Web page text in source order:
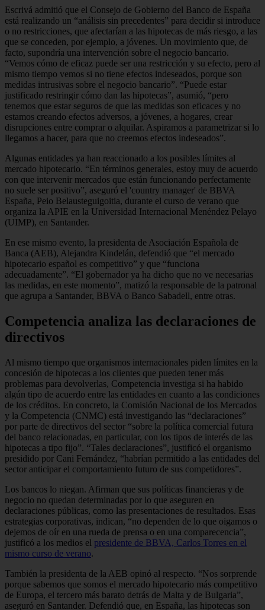
Escrivá admitió que el Consejo de Gobierno del Banco de España
está realizando un “análisis sin precedentes” para decidir si introduce
o no restricciones, que afectarían a las hipotecas de más riesgo, a las
que se conceden, por ejemplo, a jóvenes. Un movimiento que, de
facto, supondría una intervención sobre el negocio bancario.
“Vemos cómo de eficaz puede ser una restricción y su efecto, pero al
mismo tiempo vemos si no tiene efectos indeseados, porque son
medidas intrusivas sobre el negocio bancario”. “Puede estar
justificado restringir cómo dan las hipotecas”, asumió, “pero
tenemos que estar seguros de que las medidas son eficaces y no
estamos creando efectos adversos, a jóvenes, a hogares, crear
disrupciones entre comprar o alquilar. Aspiramos a parametrizar si lo
llegamos a hacer, para que no creemos efectos indeseados”.
Algunas entidades ya han reaccionado a los posibles límites al
mercado hipotecario. “En términos generales, estoy muy de acuerdo
con que intervenir mercados que están funcionando perfectamente
no suele ser positivo”, aseguró el 'country manager' de BBVA
España, Peio Belausteguigoitia, durante el curso de verano que
organiza la APIE en la Universidad Internacional Menéndez Pelayo
(UIMP), en Santander.
En ese mismo evento, la presidenta de Asociación Española de
Banca (AEB), Alejandra Kindelán, defendió que “el mercado
hipotecario español es competitivo” y que “funciona
adecuadamente”. “El gobernador ya ha dicho que no ve necesarias
las medidas, en este momento”, matizó la responsable de la patronal
que agrupa a Santander, BBVA o Banco Sabadell, entre otras.
Competencia analiza las declaraciones de
directivos
Al mismo tiempo que organismos internacionales piden límites en la
concesión de hipotecas a los clientes que pueden tener más
problemas para devolverlas, Competencia investiga si ha habido
algún tipo de acuerdo entre las entidades en cuanto a las condiciones
de los créditos. En concreto, la Comisión Nacional de los Mercados
y la Competencia (CNMC) está investigando las “declaraciones”
por parte de directivos del sector “sobre la política comercial futura
del banco relacionadas, en particular, con los tipos de interés de las
hipotecas a tipo fijo”. “Tales declaraciones”, justificó el organismo
presidido por Cani Fernández, “habrían permitido a las entidades del
sector anticipar el comportamiento futuro de sus competidores”.
Los bancos lo niegan. Afirman que sus políticas financieras y de
negocio no quedan determinadas por lo que aseguren en
declaraciones públicas, como las presentaciones de resultados. Esas
estrategias corporativas, indican, “no dependen de lo que oigamos o
dejemos de oír en una rueda de prensa o en una comparecencia”,
justificó a los medios el presidente de BBVA, Carlos Torres en el
mismo curso de verano.
También la presidenta de la AEB opinó al respecto. “Nos sorprende
porque sabemos que somos el mercado hipotecario más competitivo
de Europa, el tercero más barato detrás de Malta y de Bulgaria”,
aseguró en Santander. Defendió que, en España, las hipotecas son